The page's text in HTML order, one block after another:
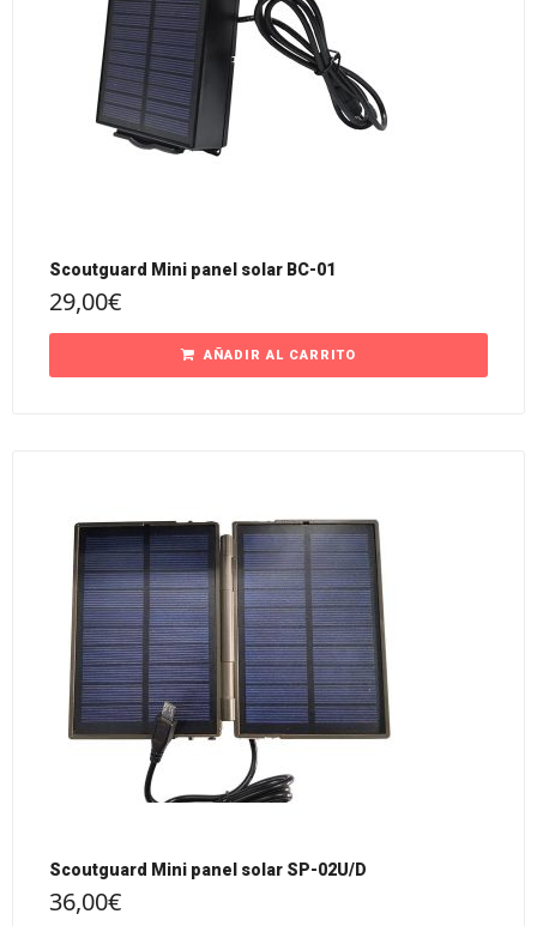
Scoutguard Mini panel solar BC-01
29,00€
AÑADIR AL CARRITO
Scoutguard Mini panel solar SP-02U/D
36,00€